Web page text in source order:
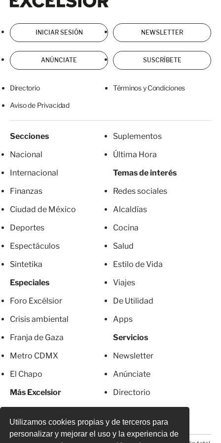
Utilizamos cookies propias y de terceros para
personalizar y mejorar el uso y la experiencia de
INICIAR SESIÓN NEWSLETTER
ANÚNCIATE SUSCRÍBETE
Directorio Términos y Condiciones
Aviso de Privacidad
Secciones
Nacional
Internacional
Finanzas
Ciudad de México
Deportes
Espectáculos
Sintetika
Especiales
Foro Excélsior
Crisis ambiental
Franja de Gaza
Metro CDMX
El Chapo
Más Excelsior
Suplementos
Última Hora
Temas de interés
Redes sociales
Alcaldías
Cocina
Salud
Estilo de Vida
Viajes
De Utilidad
Apps
Servicios
Newsletter
Anúnciate
Directorio